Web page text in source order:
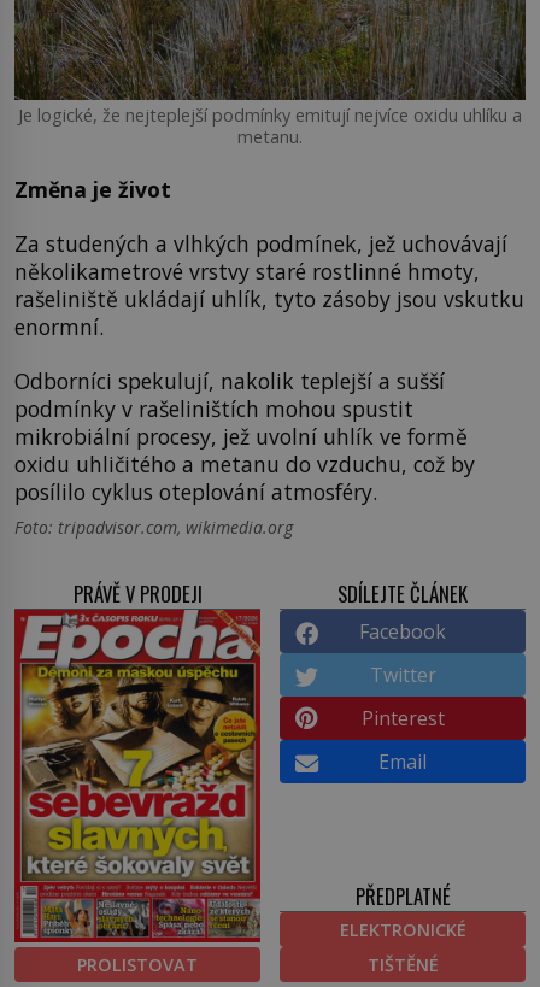
Je logické, že nejteplejší podmínky emitují nejvíce oxidu uhlíku a
metanu.
Změna je život
Za studených a vlhkých podmínek, jež uchovávají
několikametrové vrstvy staré rostlinné hmoty,
rašeliniště ukládají uhlík, tyto zásoby jsou vskutku
enormní.
Odborníci spekulují, nakolik teplejší a sušší
podmínky v rašeliništích mohou spustit
mikrobiální procesy, jež uvolní uhlík ve formě
oxidu uhličitého a metanu do vzduchu, což by
posílilo cyklus oteplování atmosféry.
Foto: tripadvisor.com, wikimedia.org
PRÁVĚ V PRODEJI
PROLISTOVAT
SDÍLEJTE ČLÁNEK
Facebook
Twitter
Pinterest
Email
PŘEDPLATNÉ
ELEKTRONICKÉ
TIŠTĚNÉ